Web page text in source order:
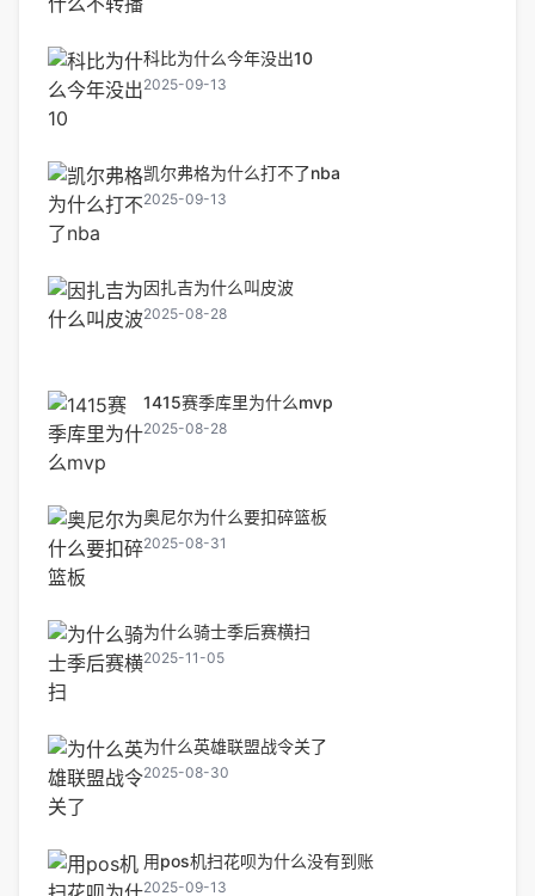
科比为什么今年没出10
2025-09-13
凯尔弗格为什么打不了nba
2025-09-13
因扎吉为什么叫皮波
2025-08-28
1415赛季库里为什么mvp
2025-08-28
奥尼尔为什么要扣碎篮板
2025-08-31
为什么骑士季后赛横扫
2025-11-05
为什么英雄联盟战令关了
2025-08-30
用pos机扫花呗为什么没有到账
2025-09-13